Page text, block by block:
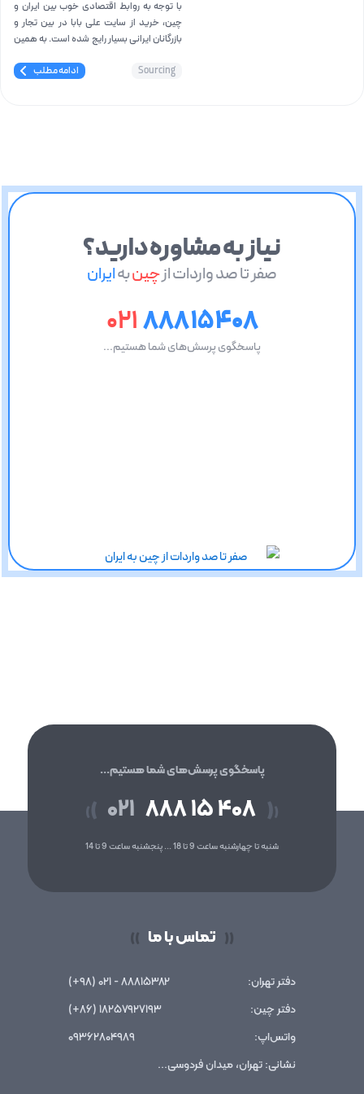
‌با توجه به روابط اقتصادی خوب بین ایران و
چین، خرید از سایت علی بابا در بین تجار و
بازرگانان ایرانی بسیار رایج شده است. به همین
از بستر آن، برای تجار و بازرگانان ایرانی جهت
Sourcing ادامه مطلب
نیاز به مشاوره دارید؟
صفر تا صد واردات ازچینبهایران
۰۲۱۸۸۸ ۱۵ ۴۰۸
پاسخگوی پرسش‌های شما هستیم...
پاسخگوی پرسش‌های شما هستیم...
(( ۰۲۱ ۸۸۸ ۱۵ ۴۰۸ ))
شنبه تا چهارشنبه ساعت 9 تا 18 ... پنجشنبه ساعت 9 تا 14
(( تماس با ما ))
دفتر تهران:
۸۸۸۱۵۳۸۲ - ۰۲۱ (۹۸+)
دفتر چین:
۱۸۲۵۷۹۲۷۱۹۳ (۸۶+)
واتس‌اپ:
۰۹۳۶۲۸۰۴۹۸۹
نشانی: تهران، میدان فردوسی...